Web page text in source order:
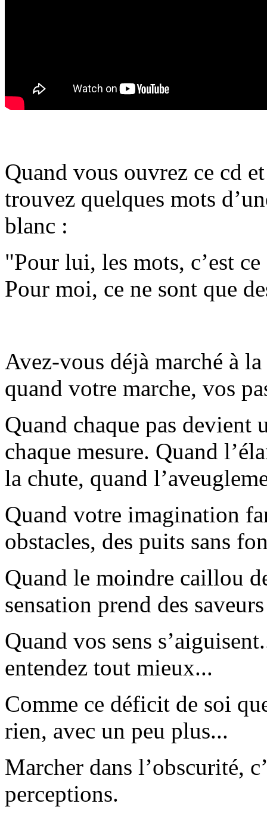
Quand vous ouvrez ce cd
trouvez quelques mots
blanc :
"Pour lui, les mots, c’est
Pour moi, ce ne sont que
Avez-vous déjà marché à
quand votre marche, vos
Quand chaque pas devient
chaque mesure. Quand
la chute, quand
Quand votre imagination
obstacles, des puits sans
Quand le moindre caillou
sensation prend des
Quand vos sens
entendez tout mieux...
Comme ce déficit de soi
rien, avec un peu plus...
Marcher dans l’obscurité,
perceptions.